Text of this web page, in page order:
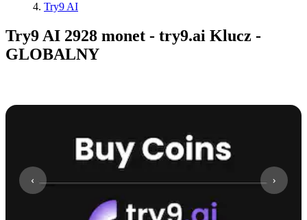
Try9 AI
Try9 AI 2928 monet - try9.ai Klucz -
GLOBALNY